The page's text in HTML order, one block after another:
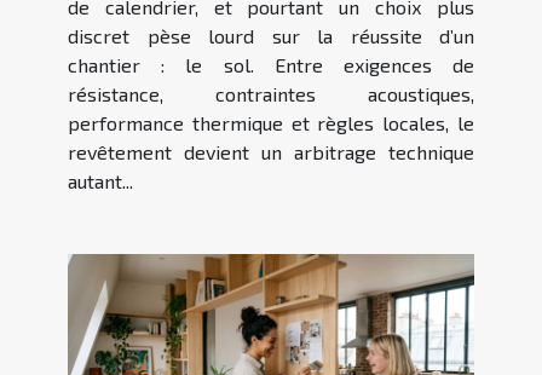
de calendrier, et pourtant un choix plus
discret pèse lourd sur la réussite d’un
chantier : le sol. Entre exigences de
résistance, contraintes acoustiques,
performance thermique et règles locales, le
revêtement devient un arbitrage technique
autant...